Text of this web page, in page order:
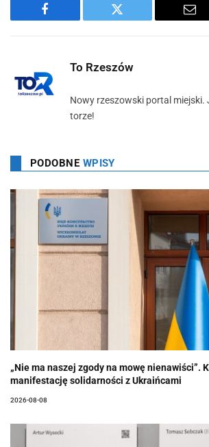
Facebook Twitter
To Rzeszów
Nowy rzeszowski portal miejski.
torze!
PODOBNE WPISY
„Nie ma naszej zgody na mowę nienawiści”.
manifestację solidarności z Ukraińcami
2026-08-08